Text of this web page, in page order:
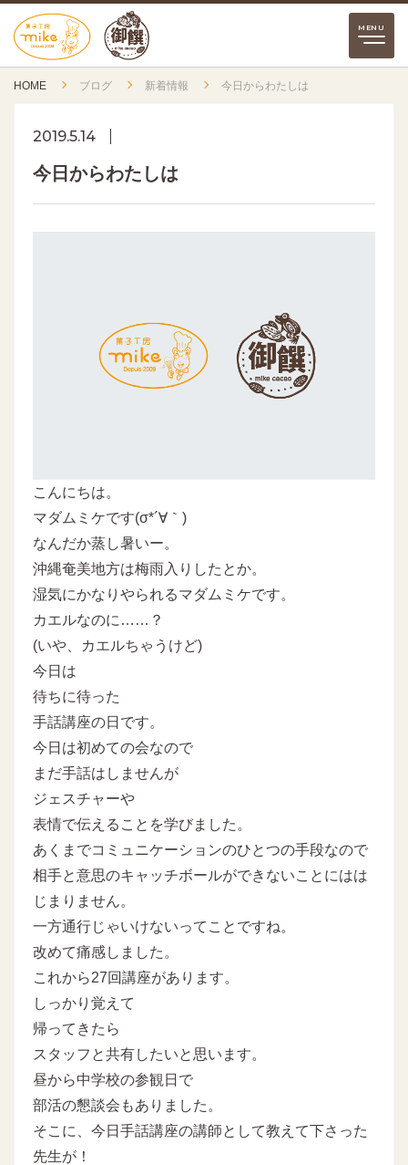
HOME ブログ 新着情報 今日からわたしは
2019.5.14
今日からわたしは
こんにちは。
マダムミケです(σ*´∀｀)
なんだか蒸し暑いー。
沖縄奄美地方は梅雨入りしたとか。
湿気にかなりやられるマダムミケです。
カエルなのに……？
(いや、カエルちゃうけど)
今日は
待ちに待った
手話講座の日です。
今日は初めての会なので
まだ手話はしませんが
ジェスチャーや
表情で伝えることを学びました。
あくまでコミュニケーションのひとつの手段なので
相手と意思のキャッチボールができないことにはは
じまりません。
一方通行じゃいけないってことですね。
改めて痛感しました。
これから27回講座があります。
しっかり覚えて
帰ってきたら
スタッフと共有したいと思います。
昼から中学校の参観日で
部活の懇談会もありました。
そこに、今日手話講座の講師として教えて下さった
先生が！